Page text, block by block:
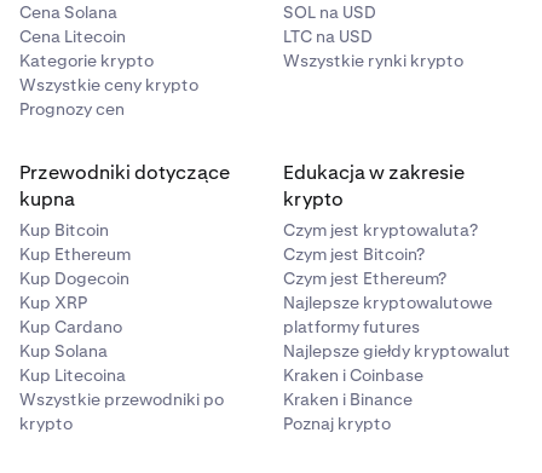
Cena Solana
Cena Litecoin
Kategorie krypto
Wszystkie ceny krypto
Prognozy cen
SOL na USD
LTC na USD
Wszystkie rynki krypto
Przewodniki dotyczące
kupna
Kup Bitcoin
Kup Ethereum
Kup Dogecoin
Kup XRP
Kup Cardano
Kup Solana
Kup Litecoina
Wszystkie przewodniki po
krypto
Edukacja w zakresie
krypto
Czym jest kryptowaluta?
Czym jest Bitcoin?
Czym jest Ethereum?
Najlepsze kryptowalutowe
platformy futures
Najlepsze giełdy kryptowalut
Kraken i Coinbase
Kraken i Binance
Poznaj krypto